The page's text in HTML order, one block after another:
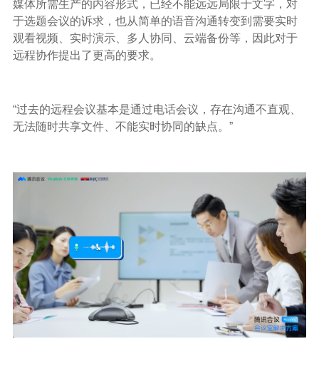
媒体所需生产的内容形式，已经不能远远局限于文字，对
于选题会议的诉求，也从简单的语音沟通转变到需要实时
观看视频、实时演示、多人协同、云端备份等，因此对于
远程协作提出了更高的要求。
“过去的远程会议基本是通过电话会议，存在沟通不直观、
无法随时共享文件、不能实时协同的缺点。”